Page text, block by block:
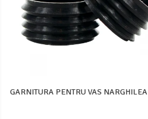
GARNITURA PENTRU VAS NARGHILEA